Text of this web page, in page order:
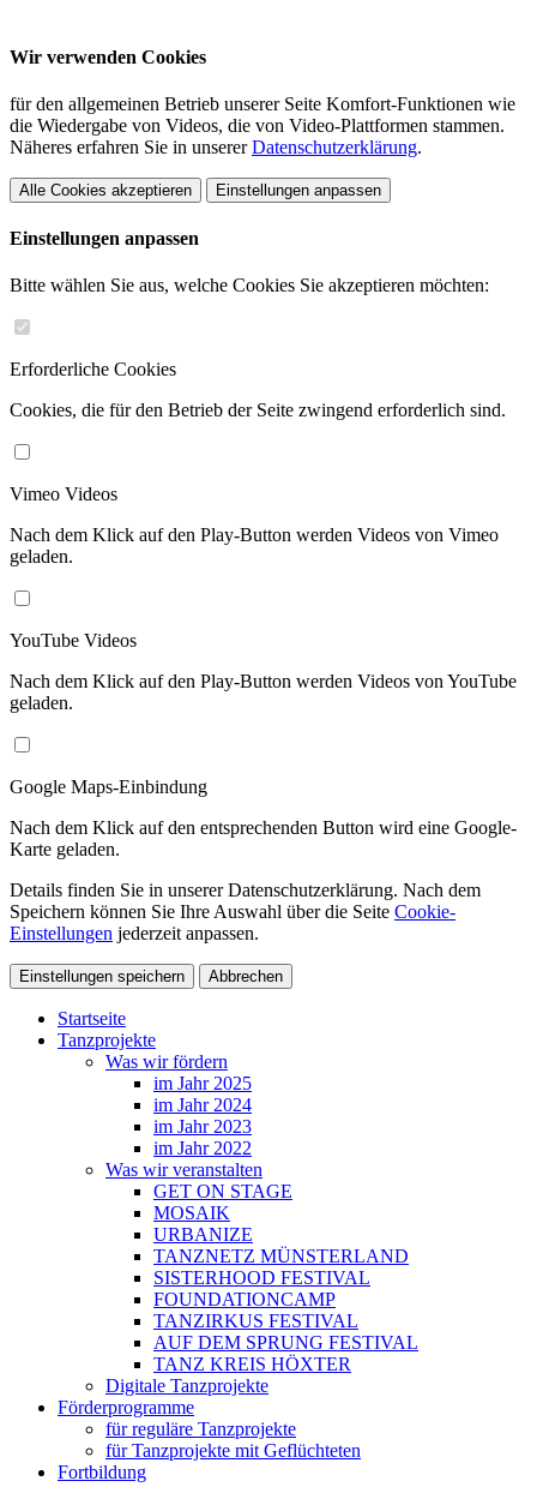
Wir verwenden Cookies
für den allgemeinen Betrieb unserer Seite Komfort-Funktionen wie
die Wiedergabe von Videos, die von Video-Plattformen stammen.
Näheres erfahren Sie in unsererDatenschutzerklärung.
Alle Cookies akzeptieren Einstellungen anpassen
Einstellungen anpassen
Bitte wählen Sie aus, welche Cookies Sie akzeptieren möchten:
Erforderliche Cookies
Cookies, die für den Betrieb der Seite zwingend erforderlich sind.
Vimeo Videos
Nach dem Klick auf den Play-Button werden Videos von Vimeo
geladen.
YouTube Videos
Nach dem Klick auf den Play-Button werden Videos von YouTube
geladen.
Google Maps-Einbindung
Nach dem Klick auf den entsprechenden Button wird eine Google-
Karte geladen.
Details finden Sie in unserer Datenschutzerklärung. Nach dem
Speichern können Sie Ihre Auswahl über die Seite Cookie-
Einstellungen jederzeit anpassen.
Einstellungen speichern Abbrechen
Startseite
Tanzprojekte
Was wir fördern
im Jahr 2025
im Jahr 2024
im Jahr 2023
im Jahr 2022
Was wir veranstalten
GET ON STAGE
MOSAIK
URBANIZE
TANZNETZ MÜNSTERLAND
SISTERHOOD FESTIVAL
FOUNDATIONCAMP
TANZIRKUS FESTIVAL
AUF DEM SPRUNG FESTIVAL
TANZ KREIS HÖXTER
Digitale Tanzprojekte
Förder­programme
für reguläre Tanzprojekte
für Tanzprojekte mit Geflüchteten
Fortbildung